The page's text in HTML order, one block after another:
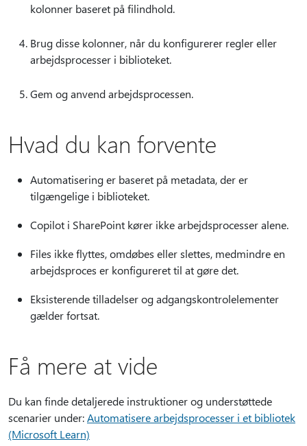
kolonner baseret på filindhold.
Brug disse kolonner, når du konfigurerer regler eller
arbejdsprocesser i biblioteket.
Gem og anvend arbejdsprocessen.
Hvad du kan forvente
Automatisering er baseret på metadata, der er
tilgængelige i biblioteket.
Copilot i SharePoint kører ikke arbejdsprocesser alene.
Files ikke flyttes, omdøbes eller slettes, medmindre en
arbejdsproces er konfigureret til at gøre det.
Eksisterende tilladelser og adgangskontrolelementer
gælder fortsat.
Få mere at vide
Du kan finde detaljerede instruktioner og understøttede
scenarier under:Automatisere arbejdsprocesser i et bibliotek
(Microsoft Learn)